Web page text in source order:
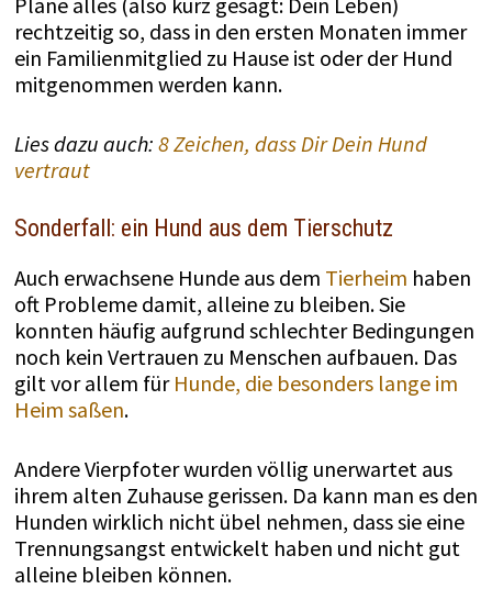
rechtzeitig so, dass in den ersten Monaten immer
ein Familienmitglied zu Hause ist oder der Hund
mitgenommen werden kann.
Lies dazu auch: 8 Zeichen, dass Dir Dein Hund
vertraut
Sonderfall: ein Hund aus dem Tierschutz
Auch erwachsene Hunde aus dem Tierheim haben
oft Probleme damit, alleine zu bleiben. Sie
konnten häufig aufgrund schlechter Bedingungen
noch kein Vertrauen zu Menschen aufbauen. Das
gilt vor allem für Hunde, die besonders lange im
Heim saßen.
Andere Vierpfoter wurden völlig unerwartet aus
ihrem alten Zuhause gerissen. Da kann man es den
Hunden wirklich nicht übel nehmen, dass sie eine
Trennungsangst entwickelt haben und nicht gut
alleine bleiben können.